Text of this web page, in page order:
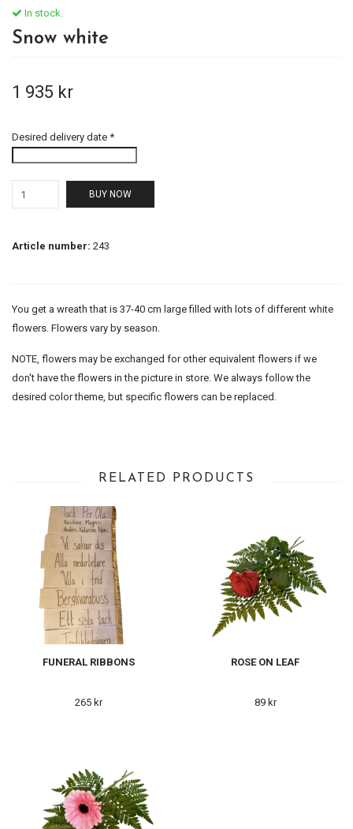
In stock.
Snow white
1 935 kr
Desired delivery date *
BUY NOW
Article number: 243
You get a wreath that is 37-40 cm large filled with lots of different white
flowers. Flowers vary by season.
NOTE, flowers may be exchanged for other equivalent flowers if we
don't have the flowers in the picture in store. We always follow the
desired color theme, but specific flowers can be replaced.
RELATED PRODUCTS
FUNERAL RIBBONS
265 kr
ROSE ON LEAF
89 kr